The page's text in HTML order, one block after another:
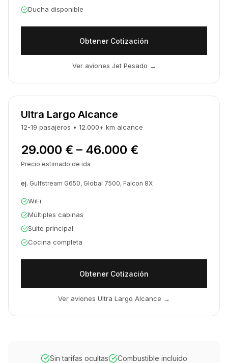
Ducha disponible
Obtener Cotización
Ver aviones Jet Pesado →
Ultra Largo Alcance
12-19 pasajeros • 12.000+ km alcance
29.000 € – 46.000 €
Precio estimado de ida
ej. Gulfstream G650, Global 7500, Falcon 8X
WiFi
Múltiples cabinas
Suite principal
Cocina completa
Obtener Cotización
Ver aviones Ultra Largo Alcance →
Sin tarifas ocultas Combustible incluido